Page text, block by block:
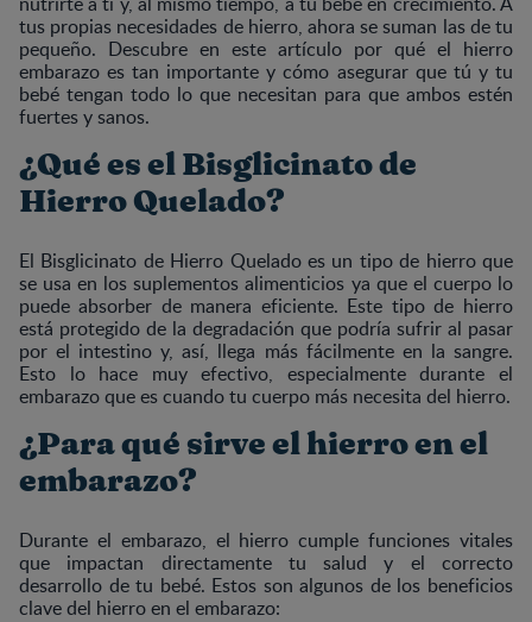
tus propias necesidades de hierro, ahora se suman las de tu
pequeño. Descubre en este artículo por qué el hierro
embarazo es tan importante y cómo asegurar que tú y tu
bebé tengan todo lo que necesitan para que ambos estén
fuertes y sanos.
¿Qué es el Bisglicinato de
Hierro Quelado?
El Bisglicinato de Hierro Quelado es un tipo de hierro que
se usa en los suplementos alimenticios ya que el cuerpo lo
puede absorber de manera eficiente. Este tipo de hierro
está protegido de la degradación que podría sufrir al pasar
por el intestino y, así, llega más fácilmente en la sangre.
Esto lo hace muy efectivo, especialmente durante el
embarazo que es cuando tu cuerpo más necesita del hierro.
¿Para qué sirve el hierro en el
embarazo?
Durante el embarazo, el hierro cumple funciones vitales
que impactan directamente tu salud y el correcto
desarrollo de tu bebé. Estos son algunos de los beneficios
clave del hierro en el embarazo: